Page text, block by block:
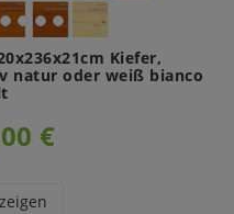
Kiefer,
natur oder weiß bianco
€